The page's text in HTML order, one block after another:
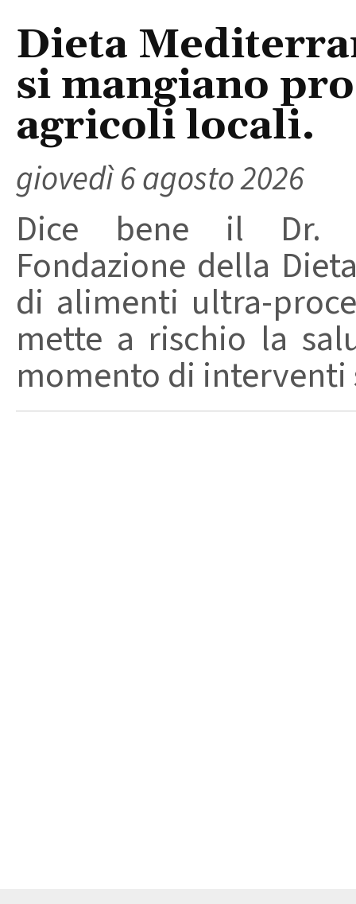
Dieta
si mangiano
agricoli locali.
giovedì 6 agosto 2026
Dice bene il Dr.
Fondazione della
di alimenti ultra-
mette a rischio la
momento di